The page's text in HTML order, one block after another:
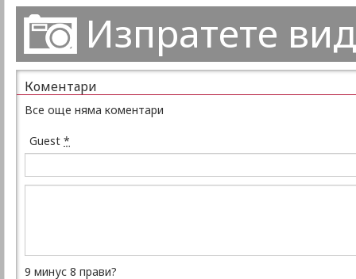
Изпратете
Коментари
Все още няма коментари
Guest *
9 минус 8 прави?